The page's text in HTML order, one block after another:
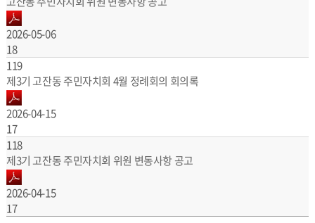
2026-05-06
18
119
제3기 고잔동 주민자치회 4월 정례회의 회의록
2026-04-15
17
118
제3기 고잔동 주민자치회 위원 변동사항 공고
2026-04-15
17